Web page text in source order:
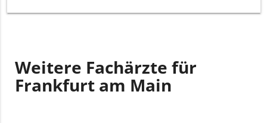
Weitere Fachärzte für
Frankfurt am Main